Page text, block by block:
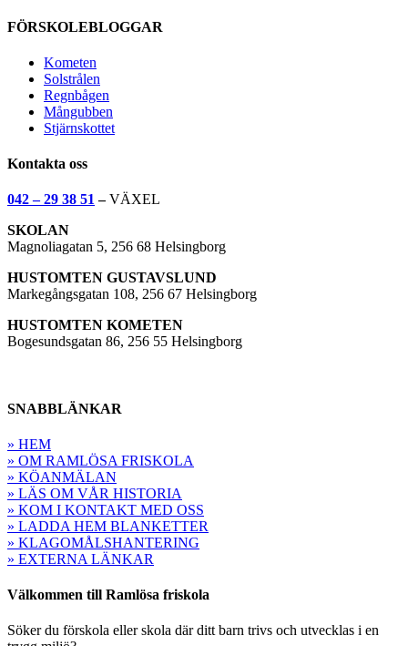
FÖRSKOLEBLOGGAR
Kometen
Solstrålen
Regnbågen
Mångubben
Stjärnskottet
Kontakta oss
042 – 29 38 51–VÄXEL
SKOLAN
Magnoliagatan 5, 256 68 Helsingborg
HUSTOMTEN GUSTAVSLUND
Markegångsgatan 108, 256 67 Helsingborg
HUSTOMTEN KOMETEN
Bogesundsgatan 86, 256 55 Helsingborg
SNABBLÄNKAR
» HEM
» OM RAMLÖSA FRISKOLA
» KÖANMÄLAN
» LÄS OM VÅR HISTORIA
» KOM I KONTAKT MED OSS
» LADDA HEM BLANKETTER
» KLAGOMÅLSHANTERING
» EXTERNA LÄNKAR
Välkommen till Ramlösa friskola
Söker du förskola eller skola där ditt barn trivs och utvecklas i en